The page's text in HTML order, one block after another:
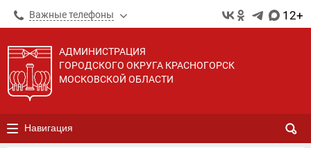
Важные телефоны 12+
АДМИНИСТРАЦИЯ
ГОРОДСКОГО ОКРУГА КРАСНОГОРСК
МОСКОВСКОЙ ОБЛАСТИ
Навигация